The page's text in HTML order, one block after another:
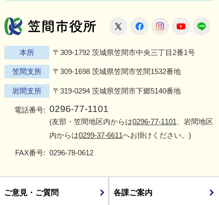
笠間市役所
X FacebookInstagram
本所 〒309-1792 茨城県笠間市中央三丁目2番1号
笠間支所 〒309-1698 茨城県笠間市笠間1532番地
岩間支所 〒319-0294 茨城県笠間市下郷5140番地
電話番号: 0296-77-1101
(友部・笠間地区内からは0296-77-1101 、岩間地区
内からは0299-37-6611へお掛けください。)
FAX番号: 0296-78-0612
ご意見・ご質問 各課ご案内